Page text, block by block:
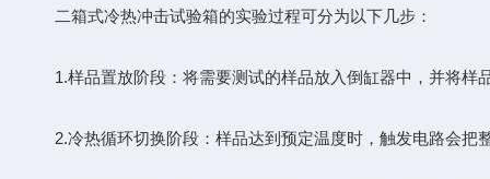
二箱式冷热冲击试验箱的实验过程可分为以下几步：
1.样品置放阶段：将需要测试的样品放入倒缸器中，并将样
2.冷热循环切换阶段：样品达到预定温度时，触发电路会把